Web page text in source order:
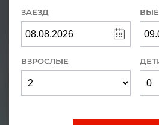
ЗАЕЗД
ВЗРОСЛЫЕ